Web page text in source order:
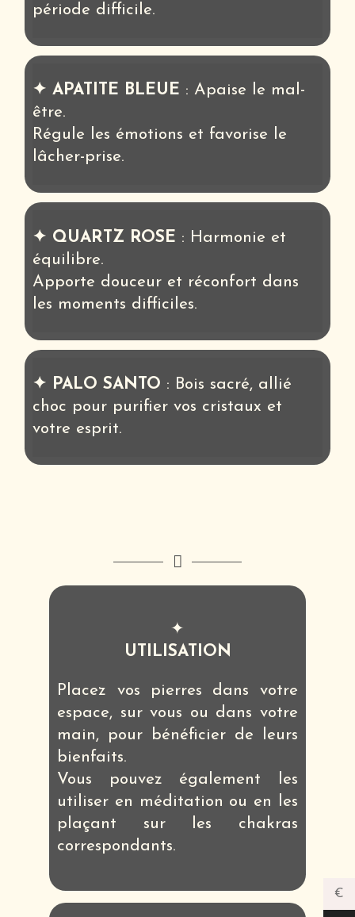
période difficile.
✦ APATITE BLEUE : Apaise le mal-
être.
Régule les émotions et favorise le
lâcher-prise.
✦ QUARTZ ROSE : Harmonie et
équilibre.
Apporte douceur et réconfort dans
les moments difficiles.
✦ PALO SANTO : Bois sacré, allié
choc pour purifier vos cristaux et
votre esprit.
✦
UTILISATION
Placez vos pierres dans votre
espace, sur vous ou dans votre
main, pour bénéficier de leurs
bienfaits.
Vous pouvez également les
utiliser en méditation ou en les
plaçant sur les chakras
correspondants.
€